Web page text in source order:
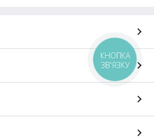
КНОПКА
ЗВ'ЯЗКУ